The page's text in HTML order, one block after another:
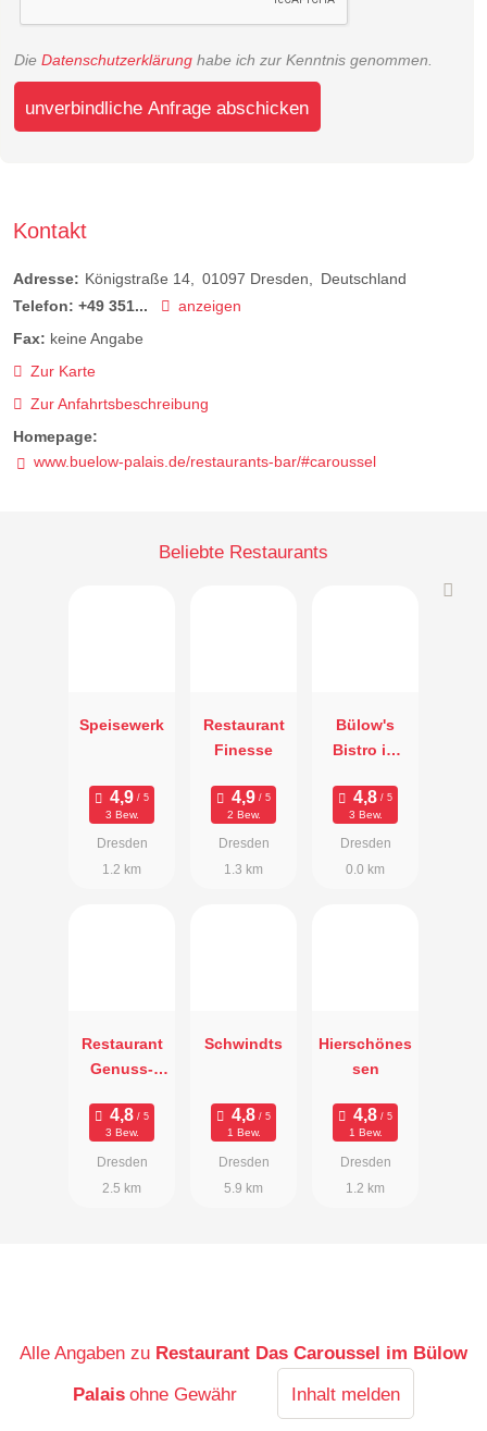
Die Datenschutzerklärung habe ich zur Kenntnis genommen.
unverbindliche Anfrage abschicken
Kontakt
Adresse: Königstraße 14 01097 Dresden
Deutschland
Telefon: +49 351...
anzeigen
Fax: keine Angabe
Zur Karte
Zur Anfahrtsbeschreibung
Homepage:
www.buelow-palais.de/restaurants-bar/#caroussel
Beliebte Restaurants
Speisewerk
3 Bew.
Dresden
1.2 km
Restaurant
Finesse
2 Bew.
Dresden
1.3 km
Bülow's
Bistro im
Palais
3 Bew.
Dresden
0.0 km
Restaurant
Genuss-
3 Bew.
Dresden
2.5 km
Schwindts
1 Bew.
Dresden
5.9 km
Hierschönes
sen
1 Bew.
Dresden
1.2 km
Alle Angaben zu Restaurant Das Caroussel im Bülow
Palais ohne Gewähr Inhalt melden